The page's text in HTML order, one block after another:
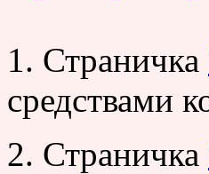
1. Страничка
средствами
2. Страничка